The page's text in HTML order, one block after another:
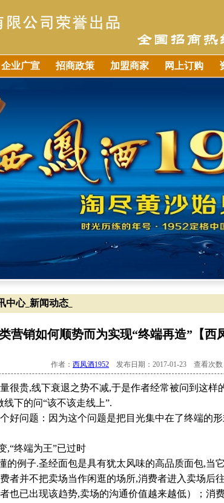
企业广宣 招商政策 加盟商家 网上订购
中心_ 新闻动态
营销如何顺势而为实现“终端再造”【西
作者： 西凤酒1952 发布日期：2017-01-23 查看次数
贵,线下衰退之势不减,于是作者经常被问到这样
线下的问“该不该走线上”.
问题：因为这个问题是把目光集中在了终端的
终端为王”已过时
例子.圣经面包是具有犹太风味的高品质面包,当
者并不把卖场当作闲逛的场所,消费者进入卖场后
也已出现该趋势,卖场的沟通价值越来越低）；消